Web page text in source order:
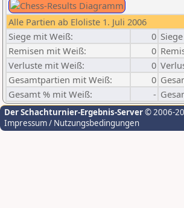
Alle Partien ab Eloliste 1. Juli 2006
Siege mit Weiß:
0
Remisen mit Weiß:
0
Verluste mit Weiß:
0
Gesamtpartien mit Weiß:
0
Gesamt % mit Weiß:
-
Der Schachturnier-Ergebnis-Server© 2006-
Impressum / Nutzungsbedingungen